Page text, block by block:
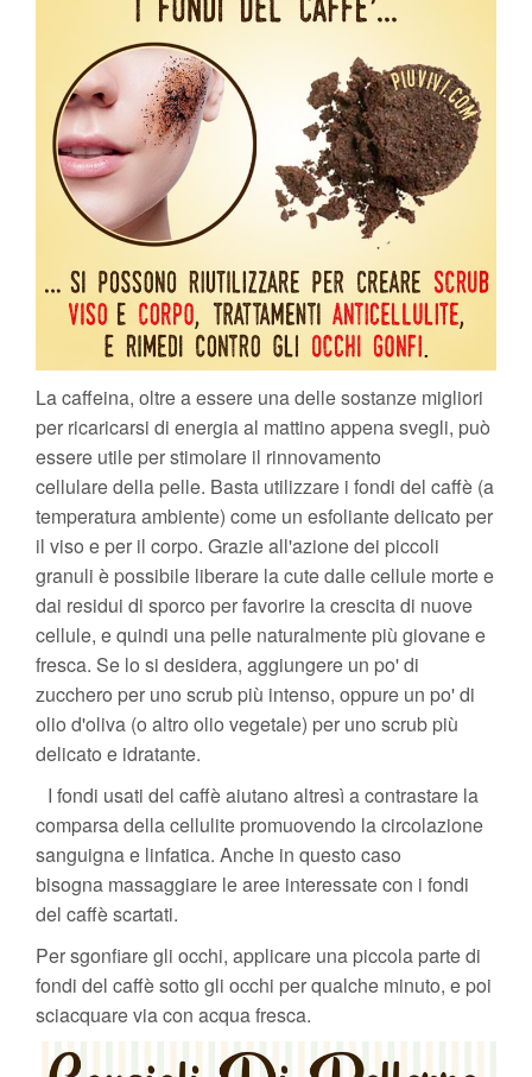
La caffeina, oltre a essere una delle sostanze migliori
per ricaricarsi di energia al mattino appena svegli, può
essere utile per stimolare il rinnovamento
cellulare della pelle. Basta utilizzare i fondi del caffè (a
temperatura ambiente) come un esfoliante delicato per
il viso e per il corpo. Grazie all'azione dei piccoli
granuli è possibile liberare la cute dalle cellule morte e
dai residui di sporco per favorire la crescita di nuove
cellule, e quindi una pelle naturalmente più giovane e
fresca. Se lo si desidera, aggiungere un po' di
zucchero per uno scrub più intenso, oppure un po' di
olio d'oliva (o altro olio vegetale) per uno scrub più
delicato e idratante.
I fondi usati del caffè aiutano altresì a contrastare la
comparsa della cellulite promuovendo la circolazione
sanguigna e linfatica. Anche in questo caso
bisogna massaggiare le aree interessate con i fondi
del caffè scartati.
Per sgonfiare gli occhi, applicare una piccola parte di
fondi del caffè sotto gli occhi per qualche minuto, e poi
sciacquare via con acqua fresca.